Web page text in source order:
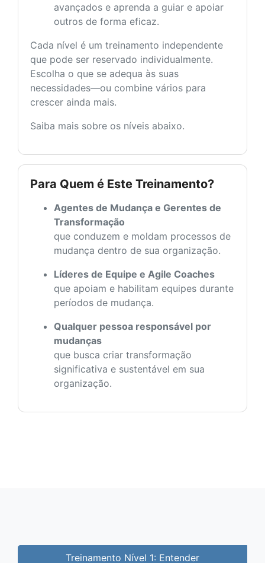
avançados e aprenda a guiar e apoiar
outros de forma eficaz.
Cada nível é um treinamento independente
que pode ser reservado individualmente.
Escolha o que se adequa às suas
necessidades—ou combine vários para
crescer ainda mais.
Saiba mais sobre os níveis abaixo.
Para Quem é Este Treinamento?
Agentes de Mudança e Gerentes de
Transformação
que conduzem e moldam processos de
mudança dentro de sua organização.
Líderes de Equipe e Agile Coaches
que apoiam e habilitam equipes durante
períodos de mudança.
Qualquer pessoa responsável por
mudanças
que busca criar transformação
significativa e sustentável em sua
organização.
Treinamento Nível 1: Entender